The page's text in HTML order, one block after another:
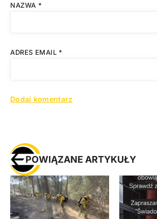
NAZWA *
ADRES EMAIL *
POWIĄZANE ARTYKUŁY